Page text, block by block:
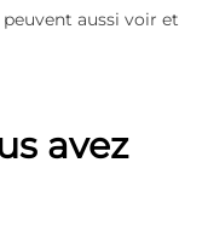
aussi voir et
avez